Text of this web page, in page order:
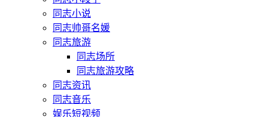
同志小说
同志帅哥名媛
同志旅游
同志场所
同志旅游攻略
同志资讯
同志音乐
娱乐短视频